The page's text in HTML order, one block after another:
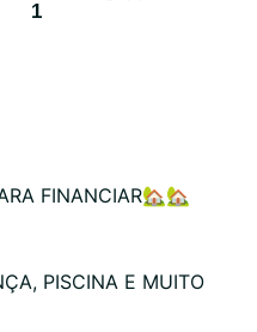
1
FINANCIAR🏡🏡
PISCINA E MUITO